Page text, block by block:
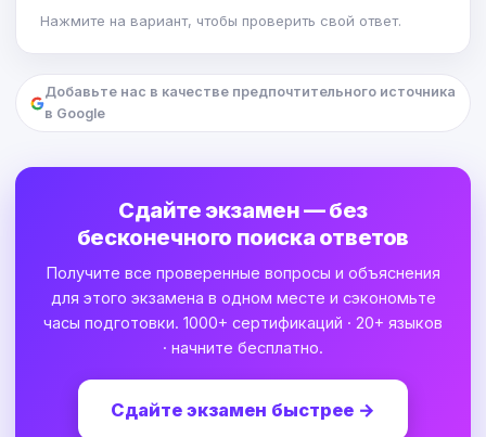
Нажмите на вариант, чтобы проверить свой ответ.
Добавьте нас в качестве предпочтительного источника
в Google
Сдайте экзамен — без
бесконечного поиска ответов
Получите все проверенные вопросы и объяснения
для этого экзамена в одном месте и сэкономьте
часы подготовки. 1000+ сертификаций · 20+ языков
· начните бесплатно.
Сдайте экзамен быстрее →